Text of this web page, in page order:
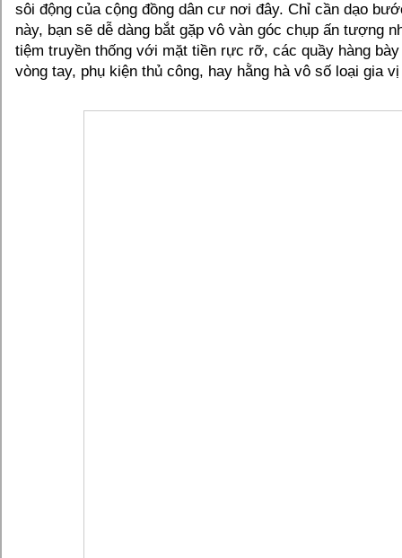
sôi động của cộng đồng dân cư nơi đây. Chỉ cần dạo
này, bạn sẽ dễ dàng bắt gặp vô vàn góc chụp ấn tượng
tiệm truyền thống với mặt tiền rực rỡ, các quầy hàng
vòng tay, phụ kiện thủ công, hay hằng hà vô số loại gia